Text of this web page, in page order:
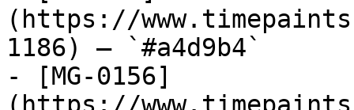
(https://
1186) — `#a4d9b4`
- [MG-0156]